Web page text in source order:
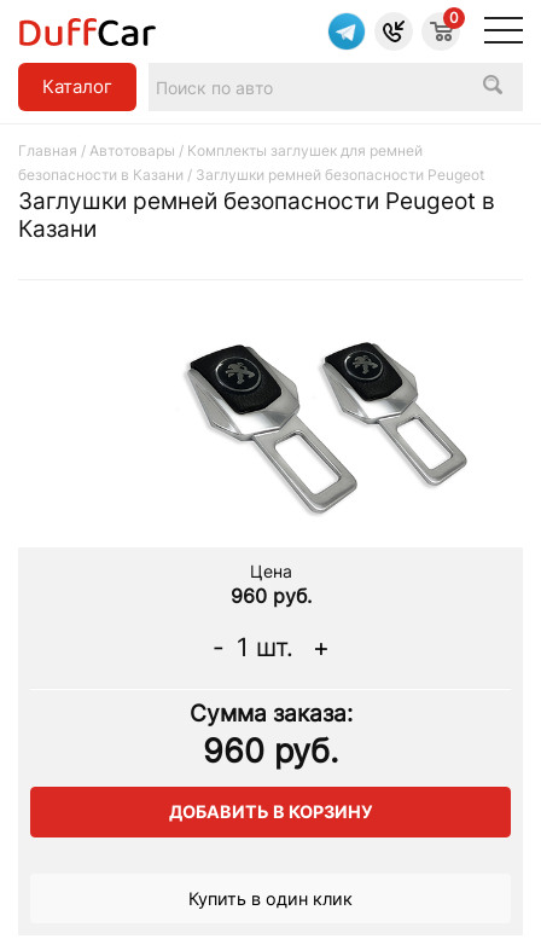
Каталог
0
Главная / Автотовары / Комплекты заглушек для ремней
безопасности в Казани / Заглушки ремней безопасности Peugeot
Заглушки ремней безопасности Peugeot в
Казани
Цена
960 руб.
- 1 шт. +
Сумма заказа:
960 руб.
ДОБАВИТЬ В КОРЗИНУ
Купить в один клик